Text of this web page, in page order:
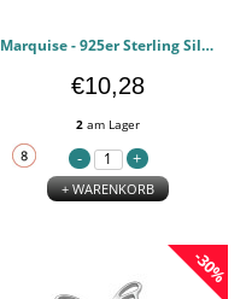
Marquise - 925er Sterling Silber Zirkonia Ringe PCJW47140
€10,28
2 am Lager
+ WARENKORB
-30%